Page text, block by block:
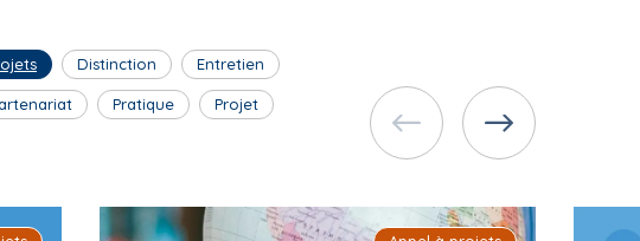
Distinction Entretien
Pratique Projet